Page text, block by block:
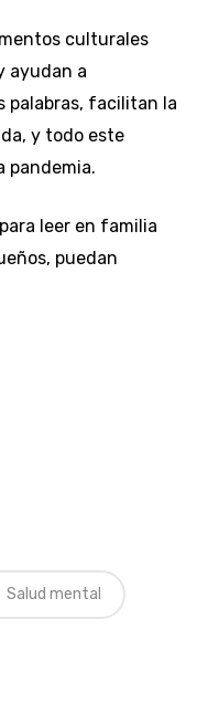
culturales
ayudan a
palabras, facilitan la
y todo este
pandemia.
leer en familia
puedan
Salud mental